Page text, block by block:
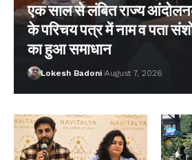
एक साल से लंबित राज्य
के परिचय पत्र में नाम व पता
का हुआ समाधान
Lokesh Badoni August 7, 2026